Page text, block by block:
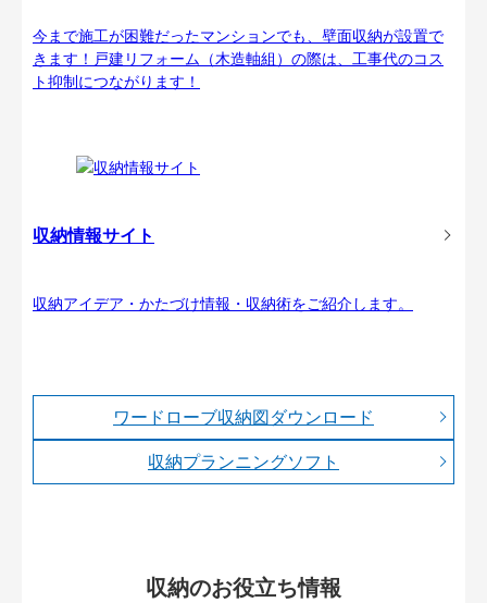
今まで施工が困難だったマンションでも、壁面収納が設置で
きます！戸建リフォーム（木造軸組）の際は、工事代のコス
ト抑制につながります！
収納情報サイト
収納アイデア・かたづけ情報・収納術をご紹介します。
ワードローブ収納図ダウンロード
収納プランニングソフト
収納のお役立ち情報